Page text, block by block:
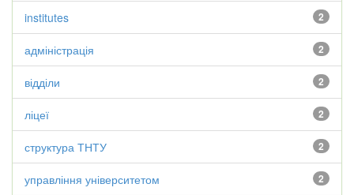
2
institutes
2
адміністрація
2
відділи
2
ліцеї
2
структура ТНТУ
2
управління університетом